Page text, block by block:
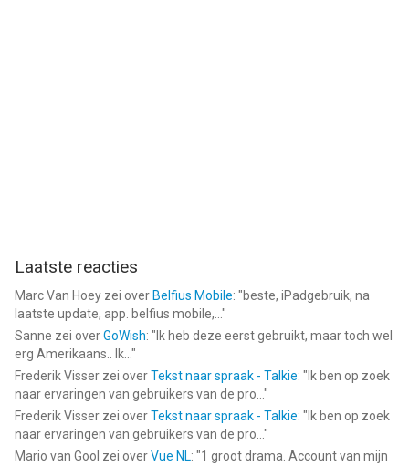
Laatste reacties
Marc Van Hoey zei over Belfius Mobile: "beste, iPadgebruik, na
laatste update, app. belfius mobile,... "
Sanne zei overGoWish: " Ik heb deze eerst gebruikt, maar toch wel
erg Amerikaans.. Ik... "
Frederik Visser zei overTekst naar spraak - Talkie: " Ik ben op zoek
naar ervaringen van gebruikers van de pro... "
Frederik Visser zei overTekst naar spraak - Talkie: " Ik ben op zoek
naar ervaringen van gebruikers van de pro... "
Mario van Gool zei overVue NL: "1 groot drama. Account van mijn